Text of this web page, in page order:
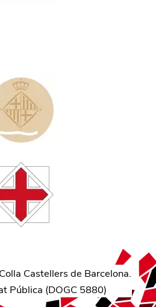
Castellers de Barcelona.
Pública (DOGC 5880)